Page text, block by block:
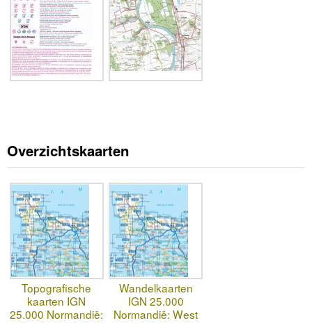
Overzichtskaarten
Topografische
kaarten IGN
25.000 Normandië:
Wandelkaarten
IGN 25.000
Normandië: West